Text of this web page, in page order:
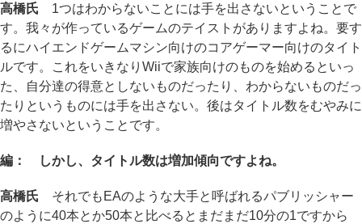
高橋氏 1つはわからないことには手を出さないということで
す。我々が作っているゲームのテイストがありますよね。要す
るにハイエンドゲームマシン向けのコアゲーマー向けのタイト
ルです。これをいきなりWiiで家族向けのものを始めるといっ
た、自分達の得意としないものだったり、わからないものだっ
たりというものには手を出さない。後はタイトル数をむやみに
増やさないということです。
編： しかし、タイトル数は増加傾向ですよね。
高橋氏 それでもEAのような大手と呼ばれるパブリッシャー
のように40本とか50本と比べるとまだまだ10分の1ですから